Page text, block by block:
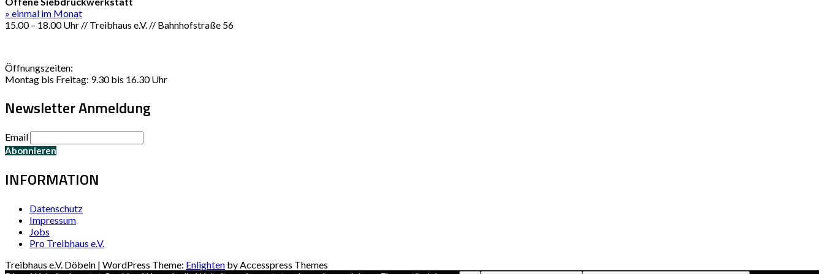
» einmal im Monat
15.00 – 18.00 Uhr // Treibhaus e.V. // Bahnhofstraße 56
Öffnungszeiten:
Montag bis Freitag: 9.30 bis 16.30 Uhr
Newsletter Anmeldung
Email
INFORMATION
Datenschutz
Impressum
Jobs
Pro Treibhaus e.V.
Treibhaus e.V. Döbeln | WordPress Theme: Enlighten by Accesspress Themes